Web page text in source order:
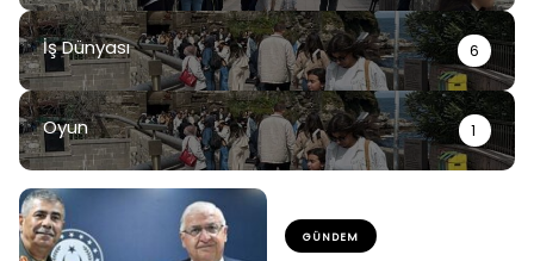
İş Dünyası 6
Oyun 1
GÜNDEM